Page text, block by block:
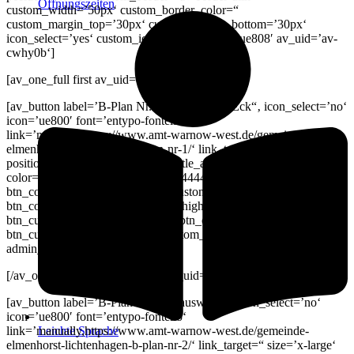
Öffnungszeiten
Leichte Sprache
custom_width=’50px‘ custom_border_color=“
custom_margin_top=’30px‘ custom_margin_bottom=’30px‘
icon_select=’yes‘ custom_icon_color=“ icon=’ue808′ av_uid=’av-
cwhy0b‘]
[av_one_full first av_uid=’av-bbibzf‘]
[av_button label=’B-Plan Nr. 1 „Steinbecker Eck“‚ icon_select=’no‘
icon=’ue800′ font=’entypo-fontello‘
link=’manually,https://www.amt-warnow-west.de/gemeinde-
elmenhorst-lichtenhagen-b-plan-nr-1/‘ link_target=“ size=’x-large‘
position=’center‘ label_display=“ title_attr=“ color_options=“
color=’theme-color‘ custom_bg=’#444444′ custom_font=’#ffffff‘
btn_color_bg=’theme-color‘ btn_custom_bg=’#444444′
btn_color_bg_hover=’theme-color-highlight‘
btn_custom_bg_hover=’#444444′ btn_color_font=’theme-color‘
btn_custom_font=’#ffffff‘ id=“ custom_class=“ av_uid=’av-7b9n97′
admin_preview_bg=“]
[/av_one_full][av_one_full first av_uid=’av-bbibzf‘]
[av_button label=’B-Plan Nr. 2 „Gauswisch“‚ icon_select=’no‘
icon=’ue800′ font=’entypo-fontello‘
link=’manually,https://www.amt-warnow-west.de/gemeinde-
elmenhorst-lichtenhagen-b-plan-nr-2/‘ link_target=“ size=’x-large‘